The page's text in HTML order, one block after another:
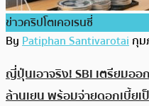
ข่าวคริปโตเคอเรนซี่
ByPatiphan Santivarotaiกุม
ญี่ปุ่นเอาจริง! SBI เตรียมอ
ล้านเยน พร้อมจ่ายดอกเบี้ยเ